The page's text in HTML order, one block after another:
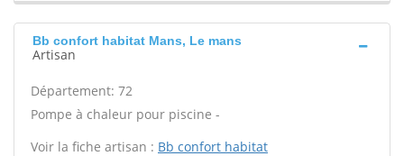
Bb confort habitat Mans, Le mans
Artisan
Département: 72
Pompe à chaleur pour piscine -
Voir la fiche artisan : Bb confort habitat